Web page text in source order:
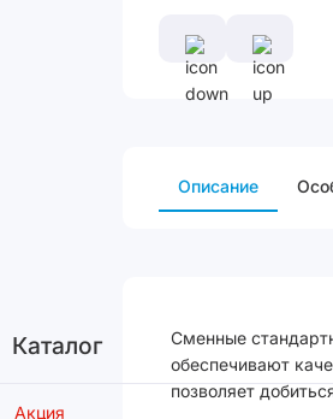
Каталог
Акция
Описание
Сменные
обеспечивают
позволяет